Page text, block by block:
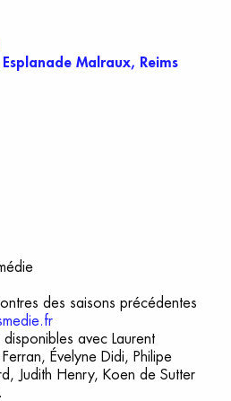
Malraux, Reims
des saisons précédentes
avec Laurent
Évelyne Didi, Philipe
Judith Henry, Koen de Sutter